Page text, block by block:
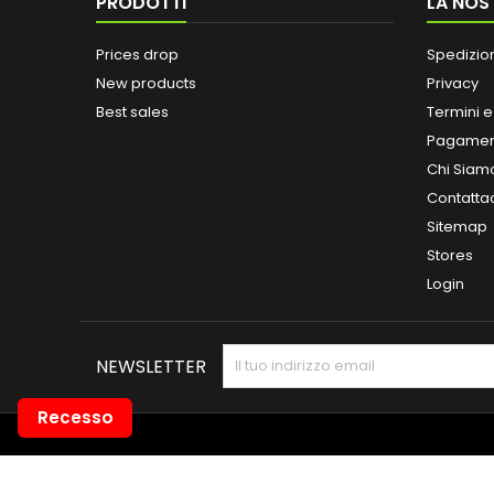
Prices drop
New products
Best sales
Privacy
Termini
Chi
Sitemap
Stores
Login
NEWSLETTER
Recesso